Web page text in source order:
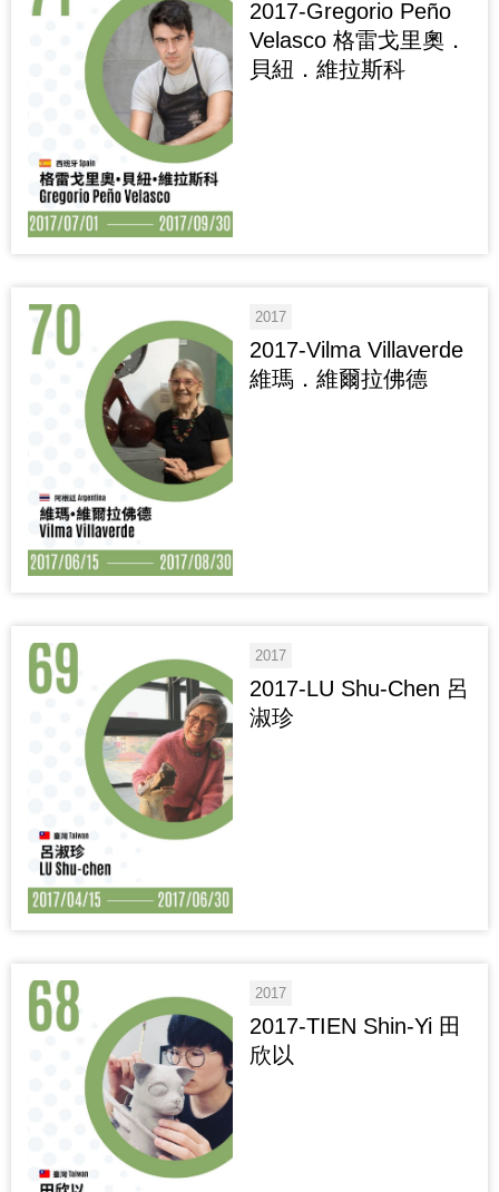
2017-Gregorio Peño
Velasco 格雷戈里奧．
貝紐．維拉斯科
2017
2017-Vilma Villaverde
維瑪．維爾拉佛德
2017
2017-LU Shu-Chen 呂
淑珍
2017
2017-TIEN Shin-Yi 田
欣以